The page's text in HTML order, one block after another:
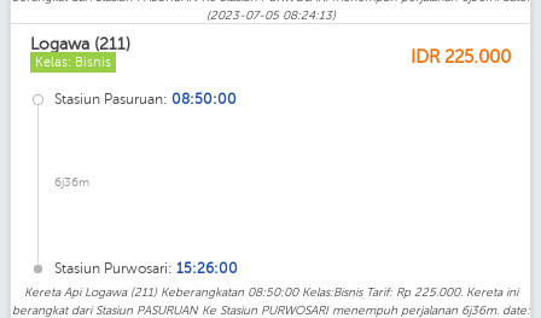
(2023-07-05 08:24:13)
Logawa (211)
Kelas: Bisnis IDR 225.000
Stasiun Pasuruan: 08:50:00
6j36m
Stasiun Purwosari: 15:26:00
Kereta Api Logawa (211) Keberangkatan 08:50:00 Kelas:Bisnis Tarif: Rp 225.000. Kereta ini
berangkat dari Stasiun PASURUAN Ke Stasiun PURWOSARI menempuh perjalanan 6j36m. date: